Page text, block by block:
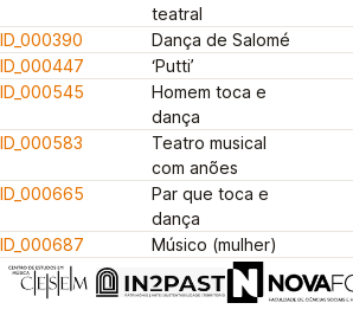
teatral
ID_000390
Dança de Salomé
ID_000447
‘Putti’
ID_000545
Homem toca e
dança
ID_000583
Teatro musical
com anões
ID_000665
Par que toca e
dança
ID_000687 Músico (mulher)